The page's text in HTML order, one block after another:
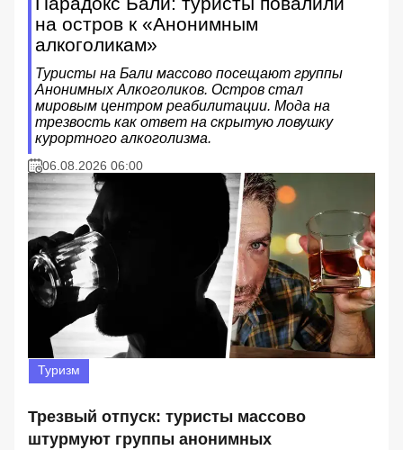
на остров к «Анонимным
алкоголикам»
Туристы на Бали массово посещают группы
Анонимных Алкоголиков. Остров стал
мировым центром реабилитации. Мода на
трезвость как ответ на скрытую ловушку
курортного алкоголизма.
06.08.2026 06:00
Туризм
Трезвый отпуск: туристы массово
штурмуют группы анонимных